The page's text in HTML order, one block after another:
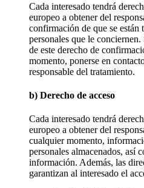
Cada interesado tendrá
europeo a obtener del
confirmación de que se están
personales que le
de este derecho de
momento, ponerse en
responsable del tratamiento.
b) Derecho de acceso
Cada interesado tendrá
europeo a obtener del
cualquier momento,
personales almacenados, así
información. Además, las
garantizan al interesado el